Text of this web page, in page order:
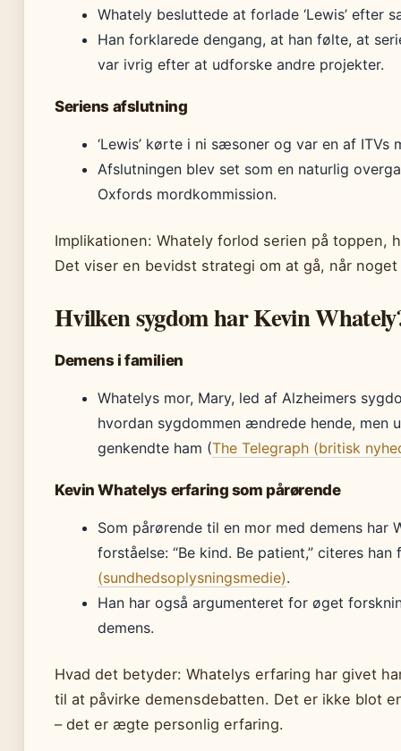
Whately besluttede at forlade ‘Lewis’
Han forklarede dengang, at han følte, at
var ivrig efter at udforske andre projekter.
Seriens afslutning
‘Lewis’ kørte i ni sæsoner og var en af ITVs
Afslutningen blev set som en naturlig
Oxfords mordkommission.
Implikationen: Whately forlod serien på
Det viser en bevidst strategi om at gå, når
Hvilken sygdom har Kevin
Demens i familien
Whatelys mor, Mary, led af Alzheimers
hvordan sygdommen ændrede hende, men
genkendte ham (The Telegraph (britisk
Kevin Whatelys erfaring som pårørende
Som pårørende til en mor med demens
forståelse: “Be kind. Be patient,” citeres
(sundhedsoplysningsmedie).
Han har også argumenteret for øget
demens.
Hvad det betyder: Whatelys erfaring har givet
til at påvirke demensdebatten. Det er ikke blot
– det er ægte personlig erfaring.